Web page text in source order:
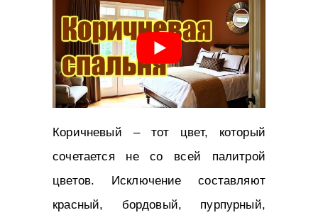
Коричневый – тот цвет, который
сочетается не со всей палитрой
цветов. Исключение составляют
красный, бордовый, пурпурный,